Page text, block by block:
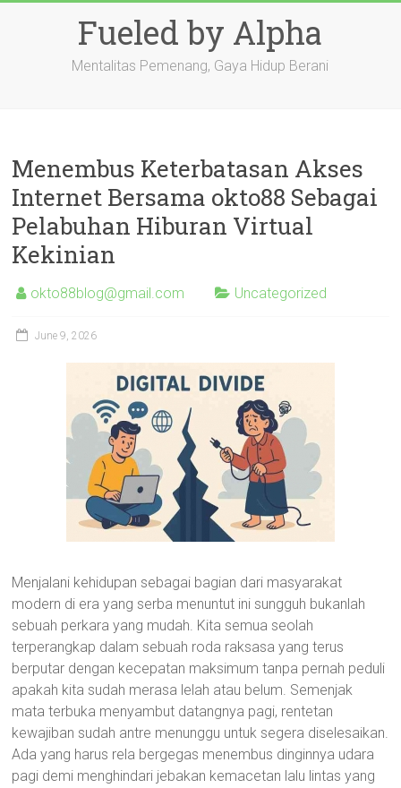
Fueled by Alpha
Mentalitas Pemenang, Gaya Hidup Berani
Menembus Keterbatasan Akses
Internet Bersama okto88 Sebagai
Pelabuhan Hiburan Virtual
Kekinian
okto88blog@gmail.com Uncategorized
June 9, 2026
Menjalani kehidupan sebagai bagian dari masyarakat
modern di era yang serba menuntut ini sungguh bukanlah
sebuah perkara yang mudah. Kita semua seolah
terperangkap dalam sebuah roda raksasa yang terus
berputar dengan kecepatan maksimum tanpa pernah peduli
apakah kita sudah merasa lelah atau belum. Semenjak
mata terbuka menyambut datangnya pagi, rentetan
kewajiban sudah antre menunggu untuk segera diselesaikan.
Ada yang harus rela bergegas menembus dinginnya udara
pagi demi menghindari jebakan kemacetan lalu lintas yang